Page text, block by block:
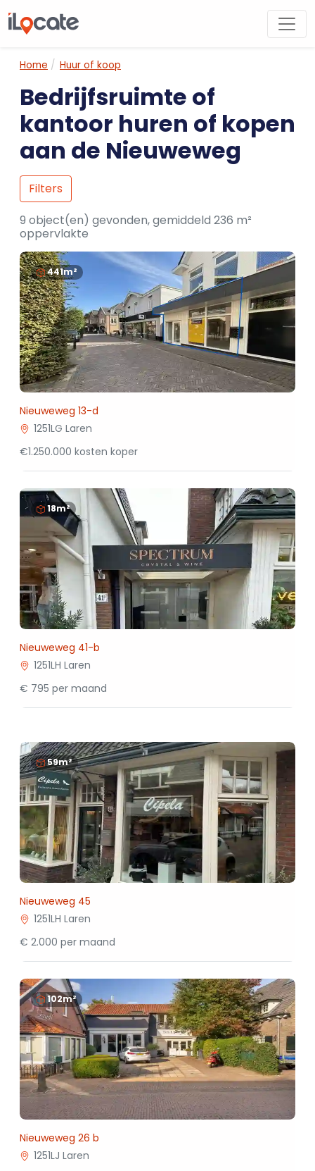
Home Huur of koop
Bedrijfsruimte of
kantoor huren of kopen
aan de Nieuweweg
Filters
9 object(en) gevonden, gemiddeld 236 m²
oppervlakte
441m²
Nieuweweg 13-d
1251LG Laren
€1.250.000 kosten koper
18m²
Nieuweweg 41-b
1251LH Laren
€ 795 per maand
59m²
Nieuweweg 45
1251LH Laren
€ 2.000 per maand
102m²
Nieuweweg 26 b
1251LJ Laren